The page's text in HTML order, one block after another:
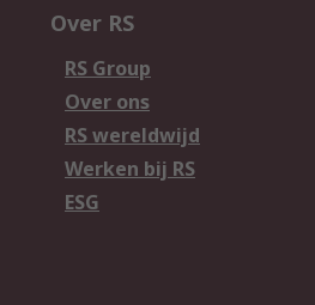
Over RS
RS Group
Over ons
RS wereldwijd
Werken bij RS
ESG